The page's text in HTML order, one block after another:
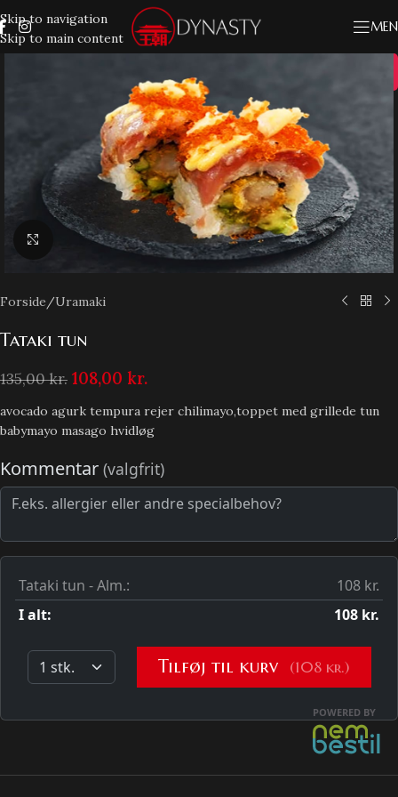
Skip to navigation
Skip to main content
Klik for at forstørre
Forside /Uramaki
Tataki tun
135,00kr. 108,00 kr.
avocado agurk tempura rejer chilimayo,toppet med grillede tun
babymayo masago hvidløg